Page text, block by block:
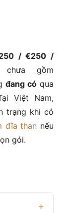
/ €250 /
gồm
đang cóqua
Việt Nam,
trạng khi có
đĩa than nếu
gói.